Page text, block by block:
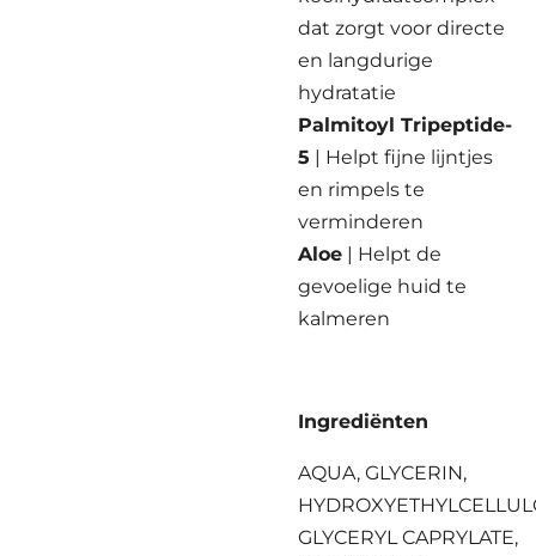
dat zorgt voor directe
en langdurige
hydratatie
Palmitoyl Tripeptide-
5 | Helpt fijne lijntjes
en rimpels te
verminderen
Aloe | Helpt de
gevoelige huid te
kalmeren
Ingrediënten
AQUA, GLYCERIN,
GLYCERYL CAPRYLATE,